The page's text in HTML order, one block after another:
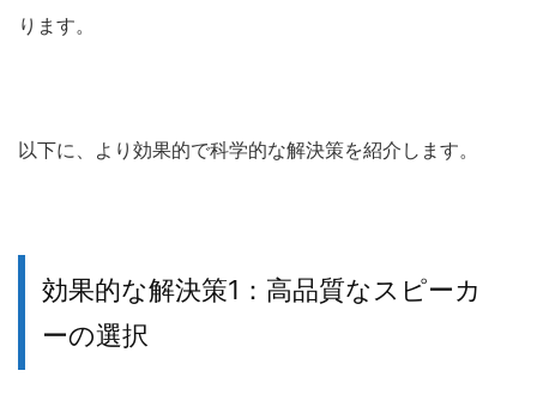
ります。
以下に、より効果的で科学的な解決策を紹介します。
効果的な解決策1：高品質なスピーカ
ーの選択